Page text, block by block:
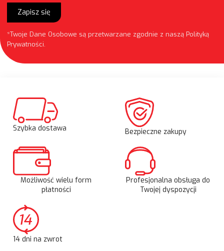
Zapisz się
*Twoje Dane Osobowe są przetwarzane zgodnie z naszą Polityką
Prywatności.
Szybka dostawa Bezpieczne zakupy
Możliwość wielu form
płatności
Profesjonalna obsługa do
Twojej dyspozycji
14 dni na zwrot